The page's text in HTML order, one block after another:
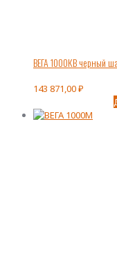
ВЕГА 1000КВ черный
143 871,00₽